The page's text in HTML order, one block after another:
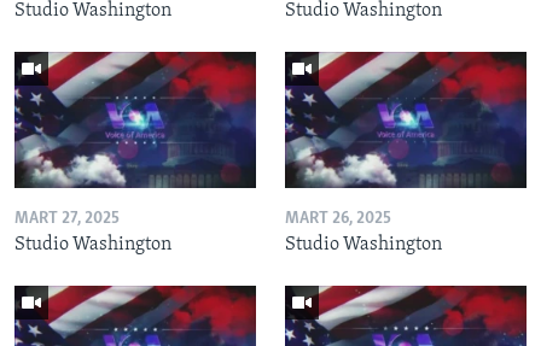
Studio Washington Studio Washington
MART 27, 2025
Studio Washington
MART 26, 2025
Studio Washington